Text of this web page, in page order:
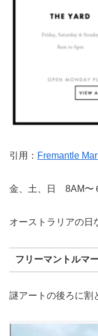
引用： Fremantle
金、土、日 8AM〜
オーストラリアの日
フリーマントルマ
謎アートの後ろに割